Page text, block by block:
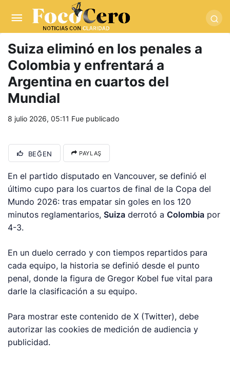
trwin giriş
masterbetting-palacebet1.com-
tlcasino giriş-betandyou-vbett34.com betovis34.net-
skyloftsbet
Suiza eliminó en los penales a
Colombia y enfrentará a
Argentina en cuartos del
Mundial
8 julio 2026, 05:11 Fue publicado
BEĞEN PAYLAŞ
En el partido disputado en Vancouver, se definió el
último cupo para los cuartos de final de la Copa del
Mundo 2026: tras empatar sin goles en los 120
minutos reglamentarios,Suiza derrotó aColombia por
4-3.
En un duelo cerrado y con tiempos repartidos para
cada equipo, la historia se definió desde el punto
penal, donde la figura de Gregor Kobel fue vital para
darle la clasificación a su equipo.
Para mostrar este contenido de X (Twitter), debe
autorizar las cookies de medición de audiencia y
publicidad.